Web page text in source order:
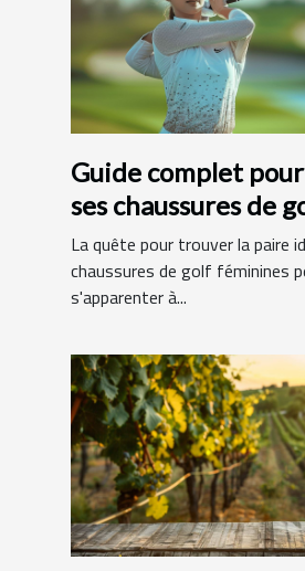
Guide complet
ses chaussures de
féminines
La quête pour trouver la paire
chaussures de golf féminines
s'apparenter à...